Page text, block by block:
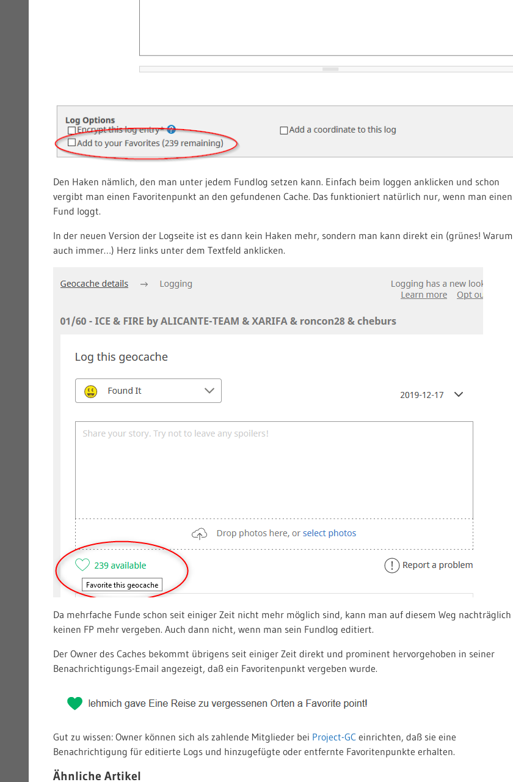
Den Haken nämlich, den man unter jedem Fundlog setzen kann. Einfach beim loggen anklicken und schon
vergibt man einen Favoritenpunkt an den gefundenen Cache. Das funktioniert natürlich nur, wenn man einen
Fund loggt.
In der neuen Version der Logseite ist es dann kein Haken mehr, sondern man kann direkt ein (grünes! Warum
auch immer…) Herz links unter dem Textfeld anklicken.
Da mehrfache Funde schon seit einiger Zeit nicht mehr möglich sind, kann man auf diesem Weg nachträglich
keinen FP mehr vergeben. Auch dann nicht, wenn man sein Fundlog editiert.
Der Owner des Caches bekommt übrigens seit einiger Zeit direkt und prominent hervorgehoben in seiner
Benachrichtigungs-Email angezeigt, daß ein Favoritenpunkt vergeben wurde.
Gut zu wissen: Owner können sich als zahlende Mitglieder bei Project-GC einrichten, daß sie eine
Benachrichtigung für editierte Logs und hinzugefügte oder entfernte Favoritenpunkte erhalten.
Ähnliche Artikel